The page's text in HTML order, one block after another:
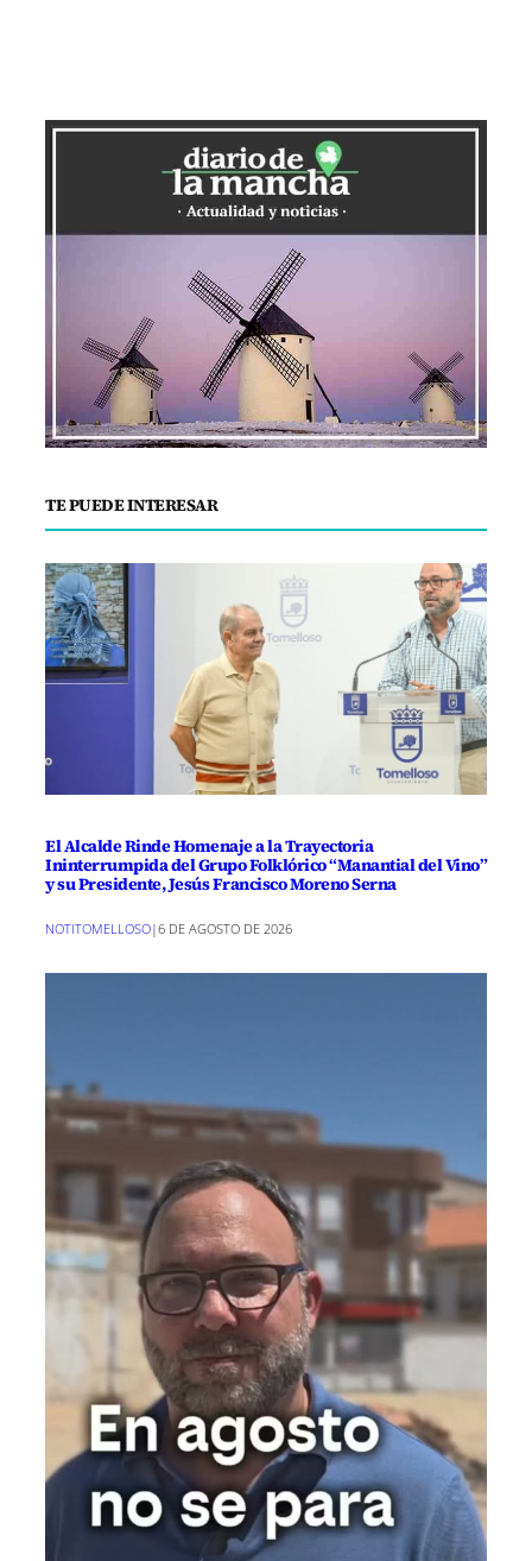
TE PUEDE INTERESAR
El Alcalde Rinde Homenaje a la Trayectoria
Ininterrumpida del Grupo Folklórico “Manantial del Vino”
y su Presidente, Jesús Francisco Moreno Serna
NOTITOMELLOSO|6 DE AGOSTO DE 2026